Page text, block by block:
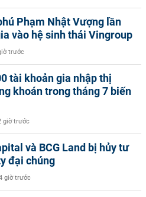
Phạm Nhật Vượng lần
vào hệ sinh thái Vingroup
trước
tài khoản gia nhập thị
khoán trong tháng 7 biến
giờ trước
và BCG Land bị hủy tư
đại chúng
giờ trước